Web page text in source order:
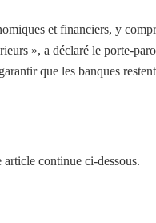
et financiers, y
», a déclaré le porte-
que les banques
article continue ci-dessous.